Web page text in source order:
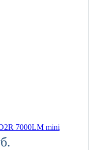
7000LM mini